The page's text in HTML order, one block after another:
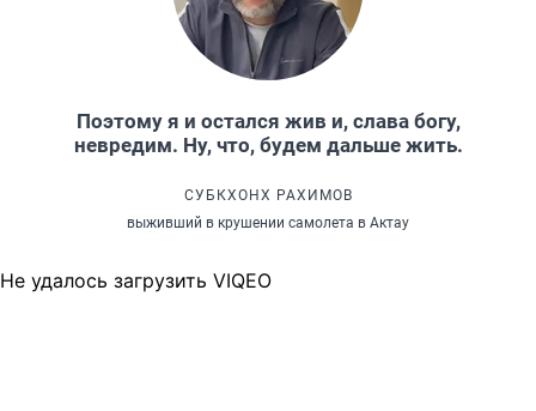
Поэтому я и остался жив и, слава богу,
невредим. Ну, что, будем дальше жить.
СУБКХОНХ РАХИМОВ
выживший в крушении самолета в Актау
Не удалось загрузить VIQEO